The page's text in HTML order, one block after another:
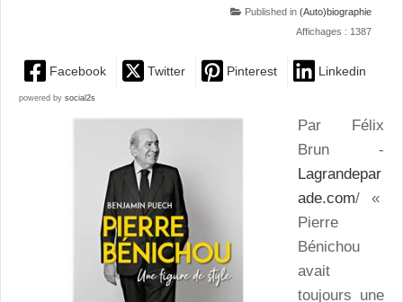
Published in (Auto)biographie
Affichages : 1387
Facebook Twitter Pinterest Linkedin
powered by social2s
Par Félix
Brun -
Lagrandepar
ade.com/ «
Pierre
Bénichou
avait
toujours une